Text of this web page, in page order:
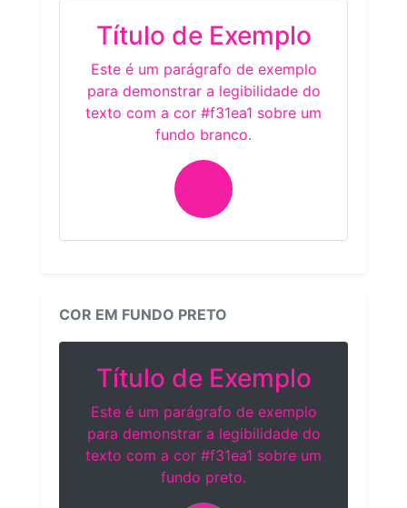
Título de Exemplo
Este é um parágrafo de exemplo
para demonstrar a legibilidade do
texto com a cor #f31ea1 sobre um
fundo branco.
COR EM FUNDO PRETO
Título de Exemplo
Este é um parágrafo de exemplo
para demonstrar a legibilidade do
texto com a cor #f31ea1 sobre um
fundo preto.